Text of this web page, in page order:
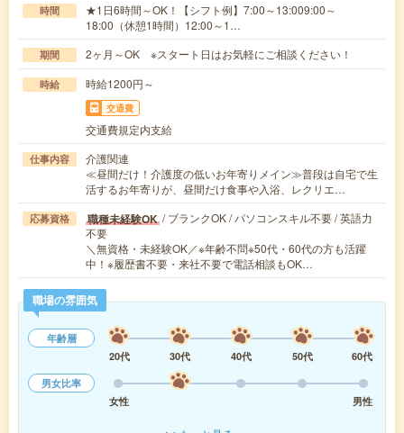
時間
★1日6時間～OK！【シフト例】7:00～13:009:00～
18:00（休憩1時間）12:00～1…
期間 2ヶ月～OK ※スタート日はお気軽にご相談ください！
時給 時給1200円～
交通費
交通費規定内支給
仕事内容
介護関連
≪昼間だけ！介護度の低いお年寄りメイン≫普段は自宅で生
活するお年寄りが、昼間だけ食事や入浴、レクリエ…
応募資格 職種未経験OK / ブランクOK / パソコンスキル不要 / 英語力
不要
＼無資格・未経験OK／※年齢不問※50代・60代の方も活躍
中！※履歴書不要・来社不要で電話相談もOK…
職場の雰囲気
年齢層
20代
30代 40代 50代
60代
男女比率
女性
男性